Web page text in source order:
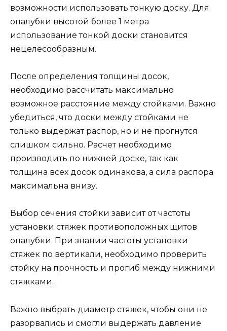
возможности использовать тонкую доску. Для
опалубки высотой более 1 метра
использование тонкой доски становится
нецелесообразным.
После определения толщины досок,
необходимо рассчитать максимально
возможное расстояние между стойками. Важно
убедиться, что доски между стойками не
только выдержат распор, но и не прогнутся
слишком сильно. Расчет необходимо
производить по нижней доске, так как
толщина всех досок одинакова, а сила распора
максимальна внизу.
Выбор сечения стойки зависит от частоты
установки стяжек противоположных щитов
опалубки. При знании частоты установки
стяжек по вертикали, необходимо проверить
стойку на прочность и прогиб между нижними
стяжками.
Важно выбрать диаметр стяжек, чтобы они не
разорвались и смогли выдержать давление